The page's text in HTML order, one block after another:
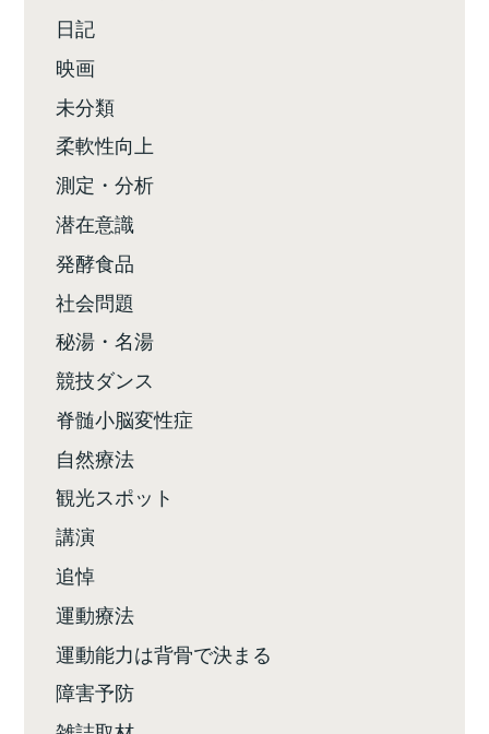
日記
映画
未分類
柔軟性向上
測定・分析
潜在意識
発酵食品
社会問題
秘湯・名湯
競技ダンス
脊髄小脳変性症
自然療法
観光スポット
講演
追悼
運動療法
運動能力は背骨で決まる
障害予防